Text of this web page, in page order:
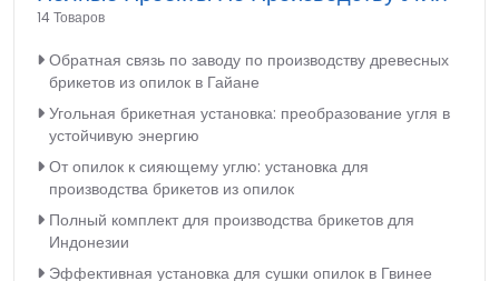
14 Товаров
Обратная связь по заводу по производству древесных
брикетов из опилок в Гайане
Угольная брикетная установка: преобразование угля в
устойчивую энергию
От опилок к сияющему углю: установка для
производства брикетов из опилок
Полный комплект для производства брикетов для
Индонезии
Эффективная установка для сушки опилок в Гвинее